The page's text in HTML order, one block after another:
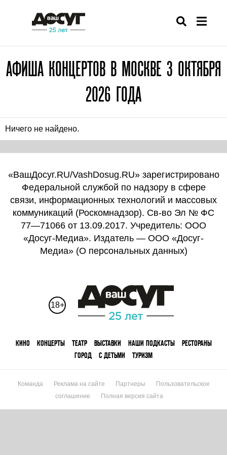
АФИША КОНЦЕРТОВ В МОСКВЕ 3 ОКТЯБРЯ
2026 ГОДА
Ничего не найдено.
«ВашДосуг.RU/VashDosug.RU» зарегистрировано
Федеральной службой по надзору в сфере
связи, информационных технологий и массовых
коммуникаций (Роскомнадзор). Св-во Эл № ФС
77—71066 от 13.09.2017. Учредитель: ООО
«Досуг-Медиа». Издатель — ООО «Досуг-
Медиа» (О персональных данных)
18+
КИНО КОНЦЕРТЫ ТЕАТР ВЫСТАВКИ НАШИ ПОДКАСТЫ
РЕСТОРАНЫ
ГОРОД
С ДЕТЬМИ ТУРИЗМ
Команда Реклама на сайте Партнеры
Пользовательское
соглашение
Полная версия сайта